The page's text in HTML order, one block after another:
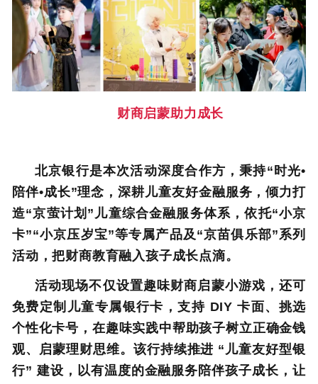
财商启蒙助力成长
北京银行是本次活动深度合作方，秉持“时光•
陪伴•成长”理念，深耕儿童友好金融服务，倾力打
造“京萤计划”儿童综合金融服务体系，依托“小京
卡”“小京压岁宝”等专属产品及“京苗俱乐部”系列
活动，把财商教育融入孩子成长点滴。
活动现场不仅设置趣味财商启蒙小游戏，还可
免费定制儿童专属银行卡，支持 DIY 卡面、挑选
个性化卡号，在趣味实践中帮助孩子树立正确金钱
观、启蒙理财思维。该行持续推进 “儿童友好型银
行” 建设，以有温度的金融服务陪伴孩子成长，让